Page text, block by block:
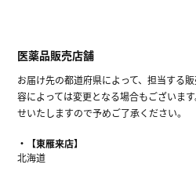
医薬品販売店舗
お届け先の都道府県によって、担当する
容によっては変更となる場合もございま
せいたしますので予めご了承ください。
【東雁来店】
北海道